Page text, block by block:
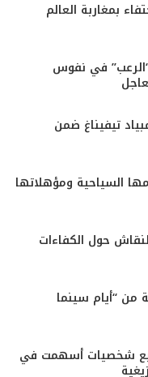
بمغاربة العالم
“الرعب” في نفوس
تيفيناغ ضمن
السياحية ومؤهلاتها
حول الكفاءات
من “أيام سينما
شخصيات أسهمت في